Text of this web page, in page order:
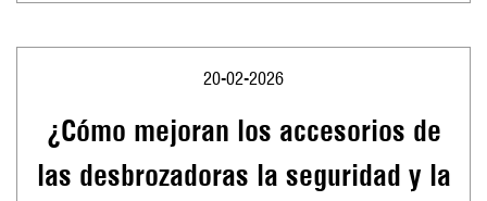
20-02-2026
¿Cómo mejoran los accesorios de
las desbrozadoras la seguridad y la